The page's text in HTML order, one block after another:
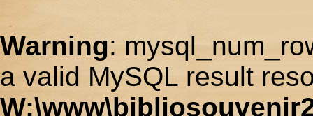
Warning:
a valid MySQL result